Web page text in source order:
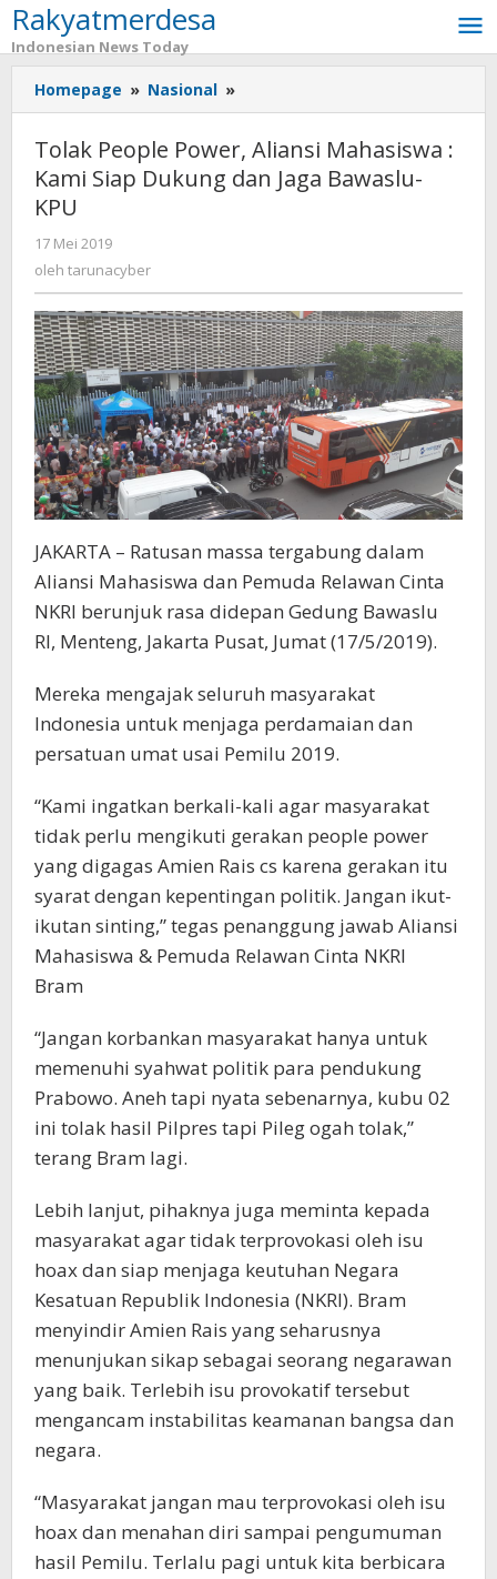
Lewati
ke
konten
Rakyatmerdesa
Indonesian News Today
Homepage » Nasional »
People
Power,
Aliansi
Mahasiswa
dan
Jaga
Bawaslu-
KPU
Tolak People Power, Aliansi Mahasiswa :
Kami Siap Dukung dan Jaga Bawaslu-
KPU
17 Mei 2019
tarunacyber
oleh tarunacyber
JAKARTA – Ratusan massa tergabung dalam
Aliansi Mahasiswa dan Pemuda Relawan Cinta
NKRI berunjuk rasa didepan Gedung Bawaslu
RI, Menteng, Jakarta Pusat, Jumat (17/5/2019).
Mereka mengajak seluruh masyarakat
Indonesia untuk menjaga perdamaian dan
persatuan umat usai Pemilu 2019.
“Kami ingatkan berkali-kali agar masyarakat
tidak perlu mengikuti gerakan people power
yang digagas Amien Rais cs karena gerakan itu
syarat dengan kepentingan politik. Jangan ikut-
ikutan sinting,” tegas penanggung jawab Aliansi
Mahasiswa & Pemuda Relawan Cinta NKRI
Bram
“Jangan korbankan masyarakat hanya untuk
memenuhi syahwat politik para pendukung
Prabowo. Aneh tapi nyata sebenarnya, kubu 02
ini tolak hasil Pilpres tapi Pileg ogah tolak,”
terang Bram lagi.
Lebih lanjut, pihaknya juga meminta kepada
masyarakat agar tidak terprovokasi oleh isu
hoax dan siap menjaga keutuhan Negara
Kesatuan Republik Indonesia (NKRI). Bram
menyindir Amien Rais yang seharusnya
menunjukan sikap sebagai seorang negarawan
yang baik. Terlebih isu provokatif tersebut
mengancam instabilitas keamanan bangsa dan
negara.
“Masyarakat jangan mau terprovokasi oleh isu
hoax dan menahan diri sampai pengumuman
hasil Pemilu. Terlalu pagi untuk kita berbicara